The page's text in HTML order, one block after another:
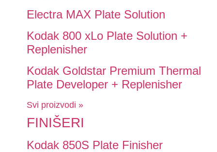
Electra MAX Plate Solution
Kodak 800 xLo Plate Solution +
Replenisher
Kodak Goldstar Premium Thermal
Plate Developer + Replenisher
Svi proizvodi »
FINIŠERI
Kodak 850S Plate Finisher